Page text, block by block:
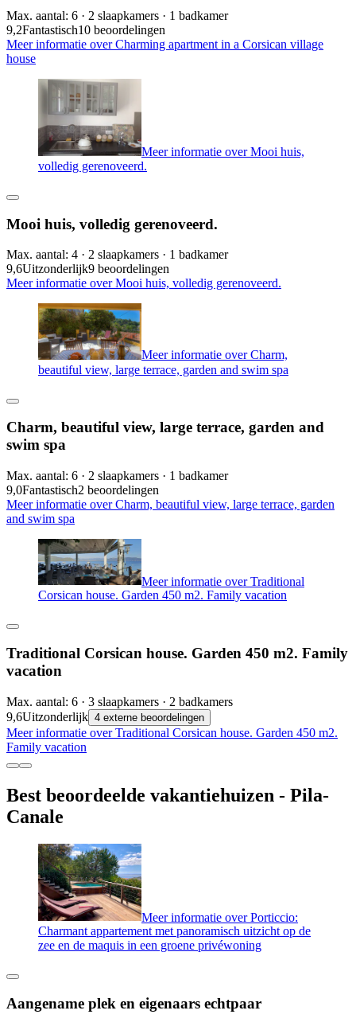
Max. aantal: 6 · 2 slaapkamers · 1 badkamer
9,2Fantastisch10 beoordelingen
Meer informatie over Charming apartment in a Corsican village
house
Meer informatie over Mooi huis,
volledig gerenoveerd.
Mooi huis, volledig gerenoveerd.
Max. aantal: 4 · 2 slaapkamers · 1 badkamer
9,6Uitzonderlijk9 beoordelingen
Meer informatie over Mooi huis, volledig gerenoveerd.
Meer informatie over Charm,
beautiful view, large terrace, garden and swim spa
Charm, beautiful view, large terrace, garden and
swim spa
Max. aantal: 6 · 2 slaapkamers · 1 badkamer
9,0Fantastisch2 beoordelingen
Meer informatie over Charm, beautiful view, large terrace, garden
and swim spa
Meer informatie over Traditional
Corsican house. Garden 450 m2. Family vacation
Traditional Corsican house. Garden 450 m2. Family
vacation
Max. aantal: 6 · 3 slaapkamers · 2 badkamers
9,6Uitzonderlijk 4 externe beoordelingen
Meer informatie over Traditional Corsican house. Garden 450 m2.
Family vacation
Best beoordeelde vakantiehuizen - Pila-
Canale
Meer informatie over Porticcio:
Charmant appartement met panoramisch uitzicht op de
zee en de maquis in een groene privéwoning
Aangename plek en eigenaars echtpaar